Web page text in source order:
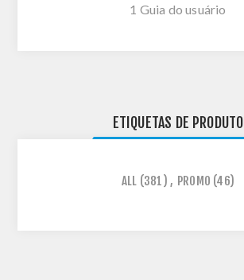
1 Guia do usuário
ETIQUETAS DE PRODUTO
ALL (381) , PROMO (46)